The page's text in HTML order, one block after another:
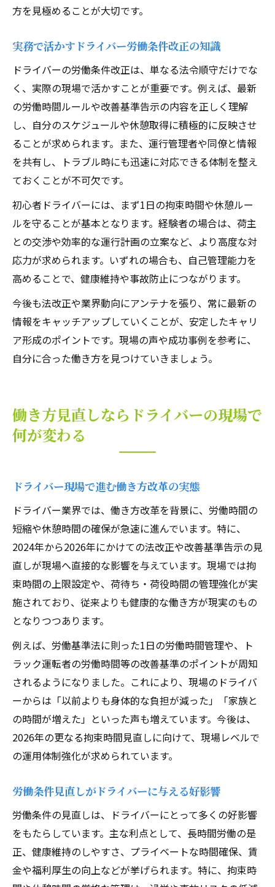
方を見極めることが大切です。
実務で活かすドライバー労働条件改正の知識
ドライバーの労働条件改正は、単なる法令順守だけでな
く、実際の現場で活かすことが重要です。例えば、最新
の労働時間ルールや改善基準告示の内容を正しく理解
し、自分のスケジュールや休憩取得に積極的に反映させ
ることが求められます。また、運行管理者や同僚と情報
を共有し、トラブル時にも迅速に対応できる体制を整え
ておくことが不可欠です。
初心者ドライバーには、まず1日の拘束時間や休憩ルー
ルを守ることが基本となります。経験者の場合は、荷主
との交渉や効率的な運行計画の立案など、より高度な対
応力が求められます。いずれの場合も、自己管理能力を
高めることで、健康維持や事故防止につながります。
今後も法改正や業界動向にアンテナを張り、常に最新の
情報をキャッチアップしていくことが、安定したキャリ
ア形成のポイントです。現場の声や成功事例を参考に、
自分に合った働き方を見つけていきましょう。
働き方見直しならドライバーの現場で
何が変わる
ドライバー現場で進む働き方改革の実態
ドライバー業界では、働き方改革を背景に、労働時間の
短縮や休憩時間の確保が急速に進んでいます。特に、
2024年から2026年にかけての法改正や改善基準告示の見
直しが現場へ直接的な影響を与えています。現場では拘
束時間の上限設定や、荷待ち・荷役時間の管理強化が実
施されており、従来よりも健康的な働き方が現実のもの
となりつつあります。
例えば、労働基準法に則った1日の労働時間管理や、ト
ラック運転者の労働時間等の改善基準のポイントが周知
されるようになりました。これにより、現場のドライバ
ーからは「以前よりも身体的な負担が減った」「家族と
の時間が増えた」といった声も増えています。今後は、
2026年の更なる拘束時間見直しに向けて、現場レベルで
の運用体制強化が求められています。
労働条件見直しがドライバーに与える好影響
労働条件の見直しは、ドライバーにとって多くの好影響
をもたらしています。主な利点として、長時間労働の是
正、健康維持のしやすさ、プライベートな時間確保、賃
金や福利厚生の向上などが挙げられます。特に、拘束時